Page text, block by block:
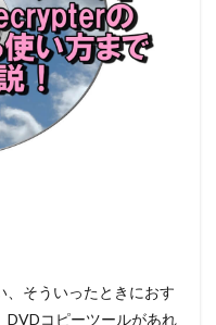
そういったときにおす
DVDコピーツールがあれ